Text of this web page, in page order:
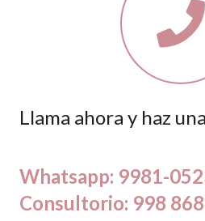
Llama ahora y haz
Whatsapp: 9981-
Consultorio: 998